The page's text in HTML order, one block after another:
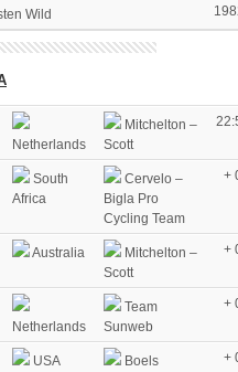
Wild
Netherlands
Mitchelton –
Scott
South
Africa
Cervelo –
Bigla Pro
Cycling Team
+
Australia
Mitchelton –
Scott
+
Netherlands
Team
Sunweb
+
USA
Boels
+